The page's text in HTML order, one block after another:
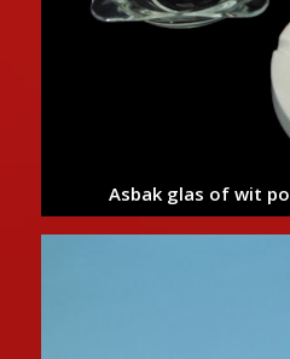
Asbak glas of wit